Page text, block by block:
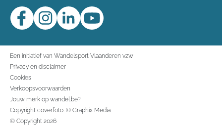
Een initiatief van Wandelsport Vlaanderen vzw
Privacy en disclaimer
Cookies
Verkoopsvoorwaarden
Jouw merk op wandel.be?
Copyright coverfoto: © Graphix Media
© Copyright 2026